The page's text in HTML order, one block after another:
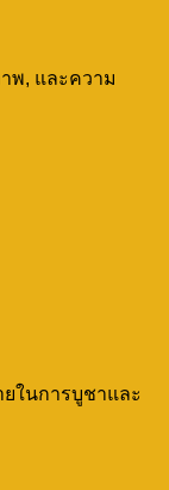
พ, และความ
ในการบูชาและ